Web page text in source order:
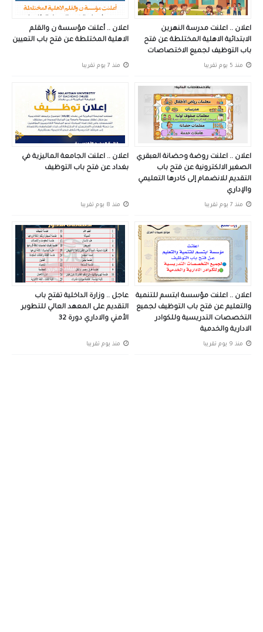
اعلان .. اعلنت مدرسة النهرين
الابتدائية الاهلية المختلطة عن فتح
باب التوظيف لجميع الاختصاصات
منذ 5 يوم تقريبا
اعلان .. أعلنت مؤسسة ن والقلم
الاهلية المختلطة عن فتح باب التعيين
منذ 7 يوم تقريبا
اعلان .. اعلنت روضة وحضانة العبقري
الصغير الالكترونية عن فتح باب
التقديم للانضمام إلى كادرها التعليمي
والإداري
منذ 7 يوم تقريبا
اعلان .. اعلنت الجامعة الماليزية في
بغداد عن فتح باب التوظيف
منذ 8 يوم تقريبا
اعلان .. اعلنت مؤسسة ابتسم للتنمية
والتعليم عن فتح باب التوظيف لجميع
التخصصات التدريسية وللكوادر
الادارية والخدمية
منذ 9 يوم تقريبا
عاجل .. وزارة الداخلية تفتح باب
التقديم على المعهد العالي للتطوير
الأمني والاداري دورة 32
منذ يوم تقريبا